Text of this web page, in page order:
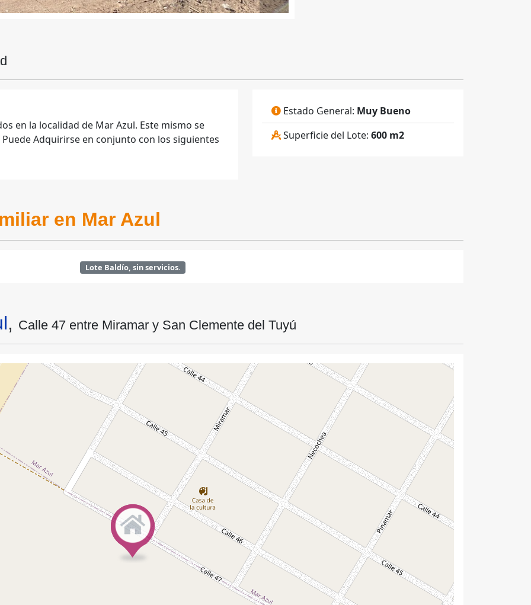
en la localidad de Mar Azul. Este mismo se
Adquirirse en conjunto con los siguientes
Estado General: Muy Bueno
Superficie del Lote: 600 m2
en Mar Azul
Lote Baldío, sin servicios.
, Calle 47 entre Miramar y San Clemente del Tuyú